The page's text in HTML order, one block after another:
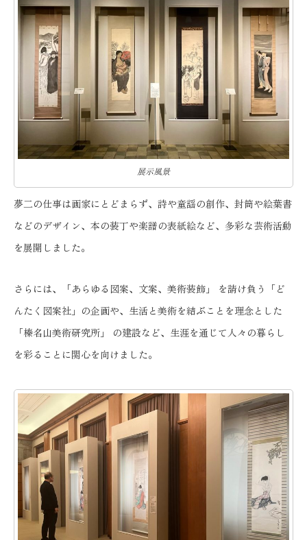
展示風景
夢二の仕事は画家にとどまらず、詩や童謡の創作、封筒や絵葉書
などのデザイン、本の装丁や楽譜の表紙絵など、多彩な芸術活動
を展開しました。
さらには、「あらゆる図案、文案、美術装飾」 を請け負う「ど
んたく図案社」の企画や、生活と美術を結ぶことを理念とした
「榛名山美術研究所」 の建設など、生涯を通じて人々の暮らし
を彩ることに関心を向けました。